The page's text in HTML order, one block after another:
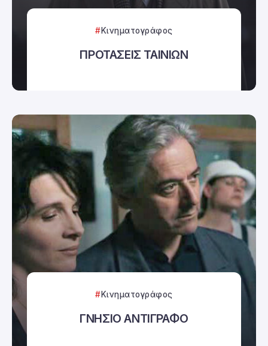
Κινηματογράφος
ΠΡΟΤΑΣΕΙΣ ΤΑΙΝΙΩΝ
Κινηματογράφος
ΓΝΗΣΙΟ ΑΝΤΙΓΡΑΦΟ